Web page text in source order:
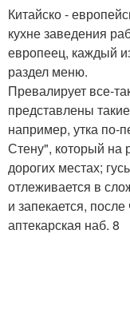
Китайско -
кухне заведения
европеец, каждый
раздел меню.
Превалирует все-
представлены
например, утка по-
Стену", который
дорогих местах;
отлеживается в
и запекается,
аптекарская наб. 8